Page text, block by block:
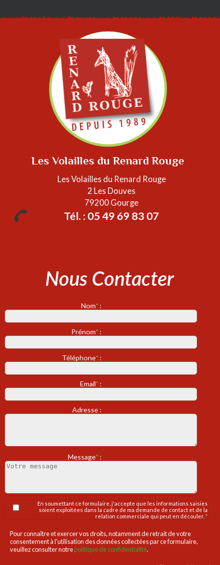
Les Volailles du Renard Rouge
Les Volailles du Renard Rouge
2 Les Douves
79200 Gourge
Tél. : 05 49 69 83 07
Nom* :
Prénom* :
Téléphone* :
Email* :
Adresse :
Message* :
En soumettant ce formulaire, j'accepte que les informations saisies
soient exploitées dans la cadre de ma demande de contact et de la
relation commerciale qui peut en découler.*
Pour connaître et exercer vos droits, notamment de retrait de votre
consentement à l'utilisation des données collectées par ce formulaire,
veuillez consulter notrepolitique de confidentialité.